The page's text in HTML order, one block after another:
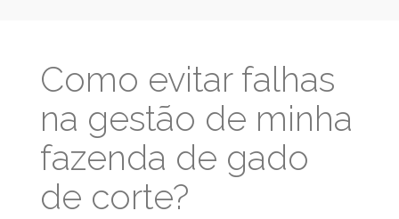
Como evitar falhas
na gestão de minha
fazenda de gado
de corte?